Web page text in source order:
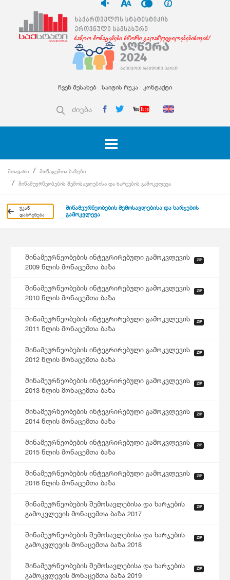
ჩვენ შესახებ საიტის რუკა კონტაქტი
ძიება
მთავარი
მონაცემთა ბაზები
შინამეურნეობების შემოსავლებისა და ხარჯების გამოკვლევა
უკან
დაბრუნება
შინამეურნეობების შემოსავლებისა და ხარჯების
გამოკვლევა
შინამეურნეობების ინტეგრირებული გამოკვლევის
2009 წლის მონაცემთა ბაზა
ZIP
შინამეურნეობების ინტეგრირებული გამოკვლევის
2010 წლის მონაცემთა ბაზა
ZIP
შინამეურნეობების ინტეგრირებული გამოკვლევის
2011 წლის მონაცემთა ბაზა
ZIP
შინამეურნეობების ინტეგრირებული გამოკვლევის
2012 წლის მონაცემთა ბაზა
ZIP
შინამეურნეობების ინტეგრირებული გამოკვლევის
2013 წლის მონაცემთა ბაზა
ZIP
შინამეურნეობების ინტეგრირებული გამოკვლევის
2014 წლის მონაცემთა ბაზა
ZIP
შინამეურნეობების ინტეგრირებული გამოკვლევის
2015 წლის მონაცემთა ბაზა
ZIP
შინამეურნეობების ინტეგრირებული გამოკვლევის
2016 წლის მონაცემთა ბაზა
ZIP
შინამეურნეობების შემოსავლებისა და ხარჯების
გამოკვლევის მონაცემთა ბაზა 2017
ZIP
შინამეურნეობების შემოსავლებისა და ხარჯების
გამოკვლევის მონაცემთა ბაზა 2018
ZIP
შინამეურნეობების შემოსავლებისა და ხარჯების
გამოკვლევის მონაცემთა ბაზა 2019
ZIP